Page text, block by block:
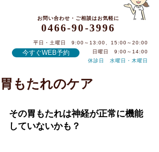
0466-90-3996
お問い合わせ・ご相談はお気軽に
平日・土曜日 9:00～13:00、15:00～20:00
日曜日 9:00～14:00
休診日 水曜日・木曜日
今すぐWEB予約
0466-90-3996
胃もたれのケア
その胃もたれは神経が正常に機能
していないかも？